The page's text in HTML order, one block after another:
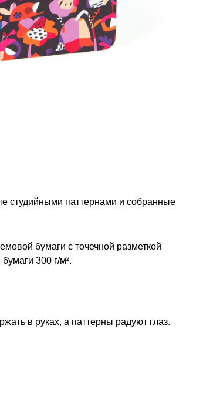
студийными паттернами и собранные
бумаги с точечной разметкой
300 г/м².
в руках, а паттерны радуют глаз.